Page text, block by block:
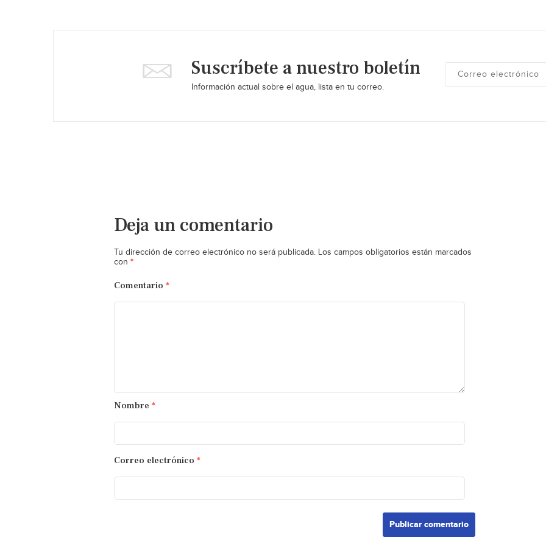
Suscríbete a nuestro boletín
Información actual sobre el agua, lista en tu correo.
Deja un comentario
Tu dirección de correo electrónico no será publicada. Los campos obligatorios están marcados
con *
Comentario *
Nombre *
Correo electrónico *